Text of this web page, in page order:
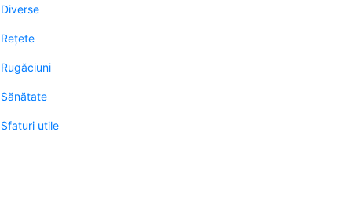
Diverse
Rețete
Rugăciuni
Sănătate
Sfaturi utile